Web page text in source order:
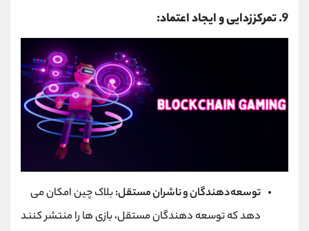
9. تمرکززدایی و ایجاد اعتماد:
توسعه‌دهندگان و ناشران مستقل:بلاک چین امکان می
‌دهد که توسعه‌ دهندگان مستقل، بازی ‌ها را منتشر کنند